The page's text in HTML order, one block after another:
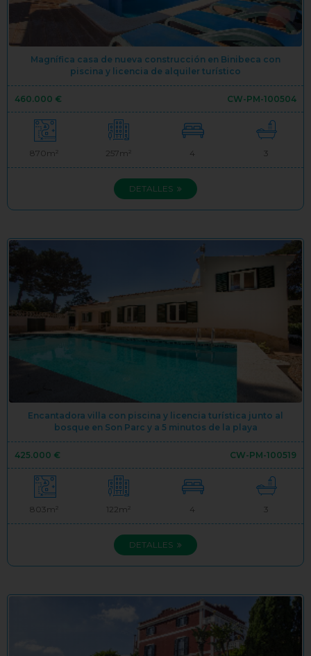
Magnífica casa de nueva construcción en Binibeca con
piscina y licencia de alquiler turístico
460.000 € CW-PM-100504
870m² 257m² 4 3
DETALLES
Encantadora villa con piscina y licencia turística junto al
bosque en Son Parc y a 5 minutos de la playa
425.000 € CW-PM-100519
803m² 122m² 4 3
DETALLES